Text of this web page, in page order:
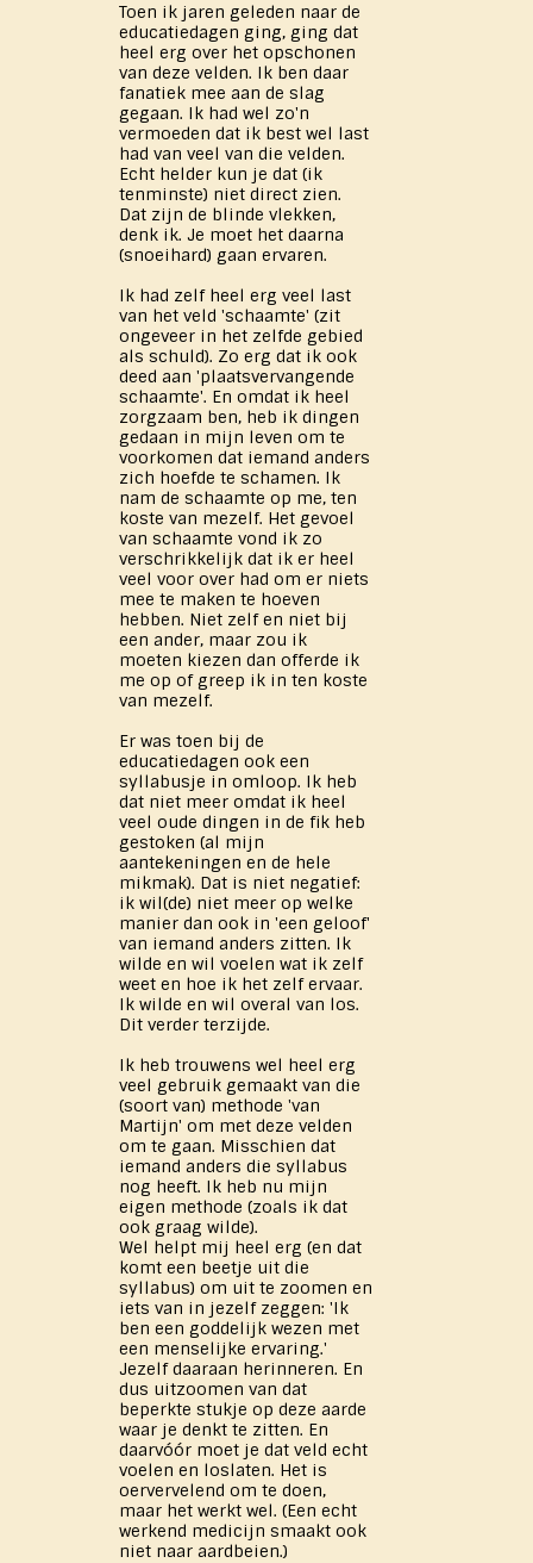
Toen ik jaren geleden naar de
educatiedagen ging, ging dat
heel erg over het opschonen
van deze velden. Ik ben daar
fanatiek mee aan de slag
gegaan. Ik had wel zo'n
vermoeden dat ik best wel last
had van veel van die velden.
Echt helder kun je dat (ik
tenminste) niet direct zien.
Dat zijn de blinde vlekken,
denk ik. Je moet het daarna
(snoeihard) gaan ervaren.
Ik had zelf heel erg veel last
van het veld 'schaamte' (zit
ongeveer in het zelfde gebied
als schuld). Zo erg dat ik ook
deed aan 'plaatsvervangende
schaamte'. En omdat ik heel
zorgzaam ben, heb ik dingen
gedaan in mijn leven om te
voorkomen dat iemand anders
zich hoefde te schamen. Ik
nam de schaamte op me, ten
koste van mezelf. Het gevoel
van schaamte vond ik zo
verschrikkelijk dat ik er heel
veel voor over had om er niets
mee te maken te hoeven
hebben. Niet zelf en niet bij
een ander, maar zou ik
moeten kiezen dan ​offerde ik
me op of greep ik in ten koste
van mezelf.
Er was toen bij de
educatiedagen ook een
syllabusje in omloop. Ik heb
dat niet meer omdat ik heel
veel oude dingen in de fik heb
gestoken (al mijn
aantekeningen en de hele
mikmak). Dat is niet negatief:
ik wil(de) niet meer op welke
manier dan ook in 'een geloof'
van iemand anders zitten. Ik
wilde en wil voelen wat ik zelf
weet en hoe ik het zelf ervaar.
Ik wilde en wil overal van los.
Dit verder terzijde.
Ik heb trouwens wel heel erg
veel gebruik gemaakt van die
(soort van) methode 'van
Martijn' om met deze velden
om te gaan. Misschien dat
iemand anders die syllabus
nog heeft. Ik heb nu mijn
eigen methode (zoals ik dat
ook graag wilde).
Wel helpt mij heel erg (en dat
komt een beetje uit die
syllabus) om uit te zoomen en
iets van in jezelf zeggen: 'Ik
ben een goddelijk wezen met
een menselijke ervaring.'
Jezelf daaraan herinneren. En
dus uitzoomen van dat
beperkte stukje op deze aarde
waar je denkt te zitten. En
daarvóór moet je dat veld echt
voelen en loslaten. Het is
oervervelend om te doen,
maar het werkt wel. (Een echt
werkend medicijn smaakt ook
niet naar aardbeien.)